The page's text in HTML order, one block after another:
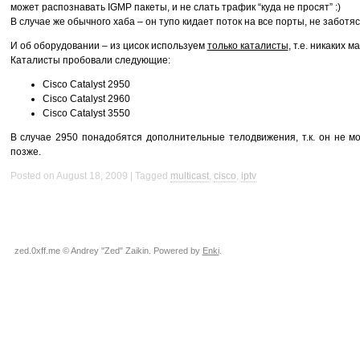
может распознавать IGMPпакеты, и не слать трафик “куда не просят” :)
В случае же обычного хаба – он тупо кидает поток на все порты, не
И об оборудовании – из цисок используем только каталисты, т.е. никаких
Каталисты пробовали следующие:
Cisco Catalyst 2950
Cisco Catalyst 2960
Cisco Catalyst 3550
В случае 2950 понадобятся дополнительные телодвижения, т.к. он не
позже.
Posted on August 18, 2009 Tagged multicast, cisco, iptv
zed.0xff.me © Andrey "Zed" Zaikin. Powered by Enki.